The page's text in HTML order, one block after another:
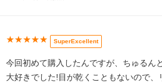
★★★★★ SuperExcellent
今回初めて購入したんですが、ちゅるん
大好きでした!目が乾くこともないので、